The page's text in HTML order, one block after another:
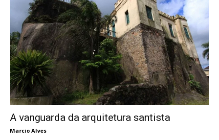
A vanguarda da arquitetura santista
Marcio Alves